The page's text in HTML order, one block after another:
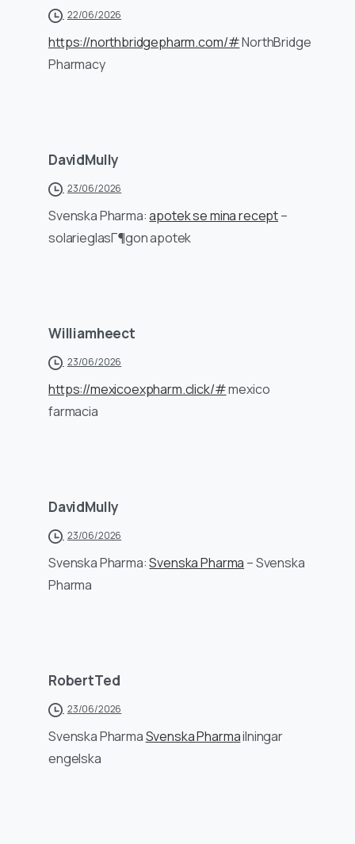
22/06/2026
https://northbridgepharm.com/#NorthBridge
Pharmacy
DavidMully
23/06/2026
Svenska Pharma:apotek se mina recept–
solarieglasГ¶gon apotek
Williamheect
23/06/2026
https://mexicoexpharm.click/#mexico
farmacia
DavidMully
23/06/2026
Svenska Pharma:Svenska Pharma – Svenska
Pharma
RobertTed
23/06/2026
Svenska PharmaSvenska Pharmailningar
engelska